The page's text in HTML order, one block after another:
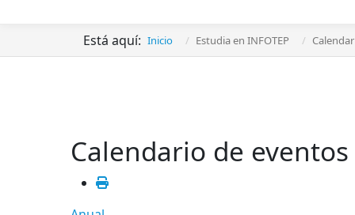
Está aquí: Inicio Estudia en INFOTEP
Calendario de eventos